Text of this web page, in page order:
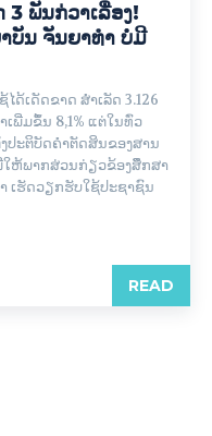
ພັນກ່ວາເລື່ອງ!
ບັນ ຈັນຍາທຳ ບໍ່ມີ
ດ້ເດັດຂາດ ສຳເລັດ 3.126
ພີ່ມຂຶ້ນ 8,1% ແຕ່ໃນທົ່ວ
ປະຕິບັດຄຳຕັດສິນຂອງສານ
ໃຫ້ພາກສ່ວນກ່ຽວຂ້ອງສຶຶກສາ
ເຮັດວຽກຮັບໃຊ້ປະຊາຊົນ
READ